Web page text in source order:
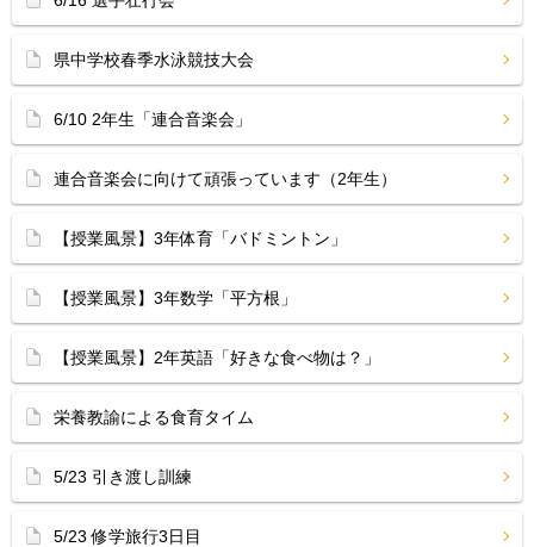
県中学校春季水泳競技大会
6/10 2年生「連合音楽会」
連合音楽会に向けて頑張っています（2年生）
【授業風景】3年体育「バドミントン」
【授業風景】3年数学「平方根」
【授業風景】2年英語「好きな食べ物は？」
栄養教諭による食育タイム
5/23 引き渡し訓練
5/23 修学旅行3日目